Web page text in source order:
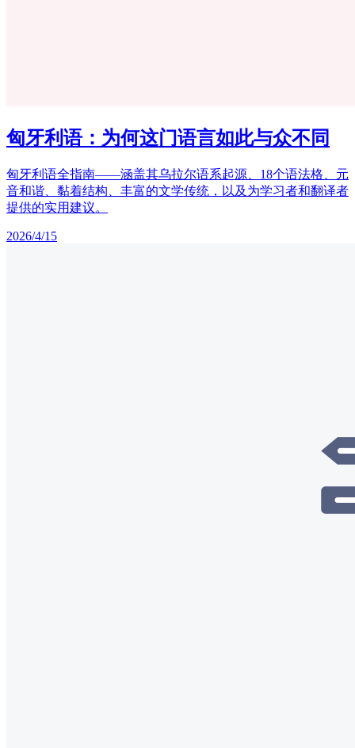
匈牙利语：为何这门语言如此与众不同
匈牙利语全指南——涵盖其乌拉尔语系起源、18个语法格、元
音和谐、黏着结构、丰富的文学传统，以及为学习者和翻译者
提供的实用建议。
2026/4/15